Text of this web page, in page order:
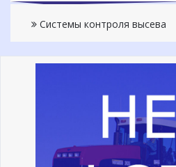
Системы контроля высева